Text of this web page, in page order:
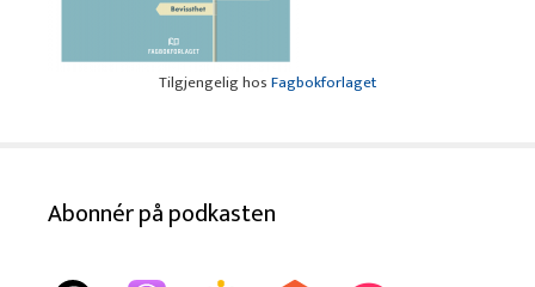
Tilgjengelig hosFagbokforlaget
Abonnér på podkasten